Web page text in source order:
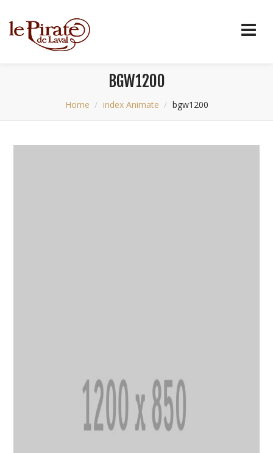
BGW1200
Home index Animate bgw1200